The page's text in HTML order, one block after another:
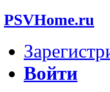
PSVHome.ru
Войти